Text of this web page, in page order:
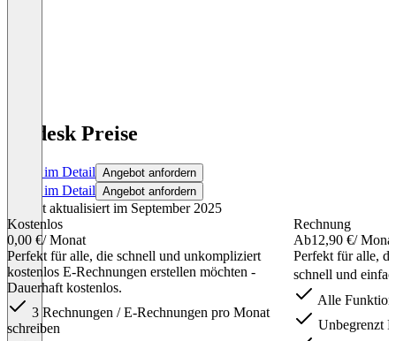
sevdesk Preise
Preise im Detail Angebot anfordern
Preise im Detail Angebot anfordern
Zuletzt aktualisiert im September 2025
Kostenlos
0,00 €/ Monat
Perfekt für alle, die schnell und unkompliziert
kostenlos E‑Rechnungen erstellen möchten -
Dauerhaft kostenlos.
3 Rechnungen / E‑Rechnungen pro Monat
schreiben
Rechnung
Ab12,90 €/ Monat
Perfekt für alle,
schnell und
Alle
Unbegrenzt